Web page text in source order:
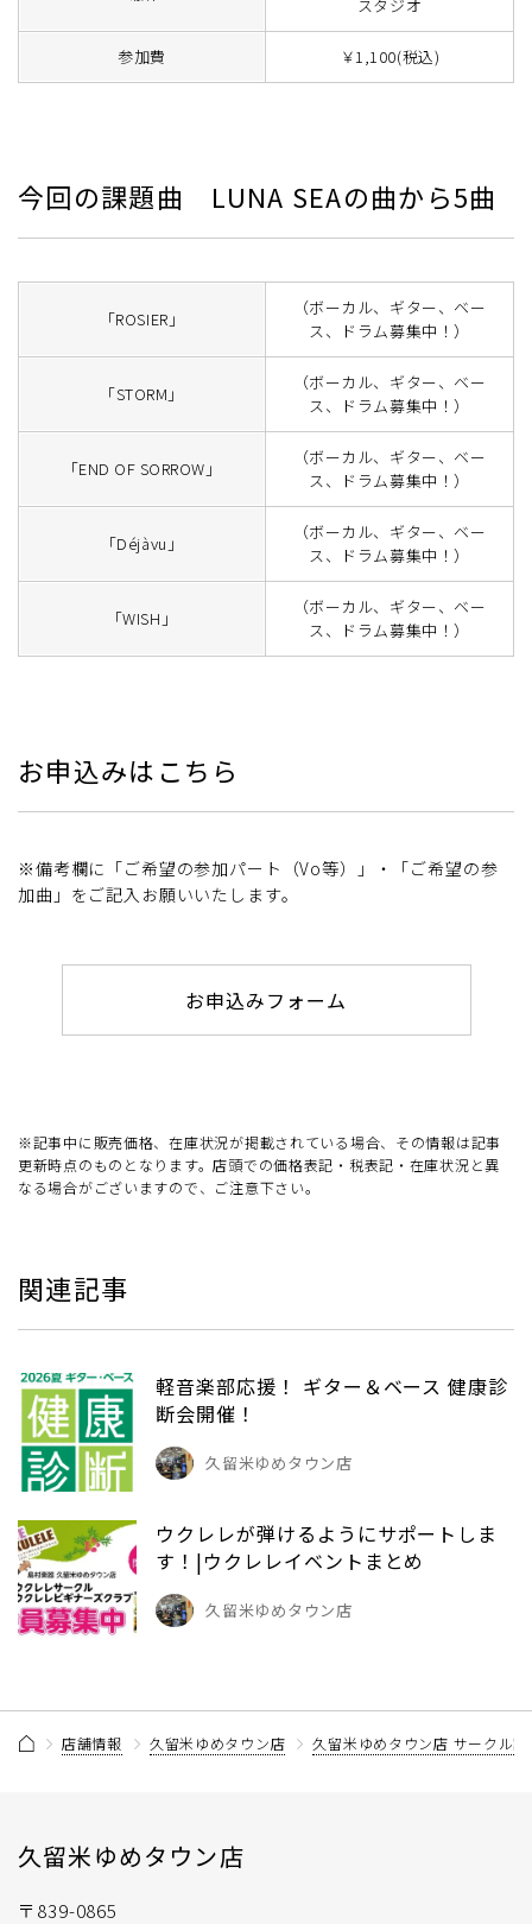
スタジオ
参加費 ￥1,100(税込)
今回の課題曲 LUNA SEAの曲から5曲
「ROSIER」
（ボーカル、ギター、ベー
ス、ドラム募集中！）
「STORM」
（ボーカル、ギター、ベー
ス、ドラム募集中！）
「END OF SORROW」
（ボーカル、ギター、ベー
ス、ドラム募集中！）
「Déjàvu」
（ボーカル、ギター、ベー
ス、ドラム募集中！）
「WISH」
（ボーカル、ギター、ベー
ス、ドラム募集中！）
お申込みはこちら
※備考欄に「ご希望の参加パート（Vo等）」・「ご希望の参
加曲」をご記入お願いいたします。
お申込みフォーム
※記事中に販売価格、在庫状況が掲載されている場合、その情報は記事
更新時点のものとなります。店頭での価格表記・税表記・在庫状況と異
なる場合がございますので、ご注意下さい。
関連記事
軽音楽部応援！ ギター＆ベース 健康診
断会開催！
久留米ゆめタウン店
ウクレレが弾けるようにサポートしま
す！|ウクレレイベントまとめ
久留米ゆめタウン店
店舗情報 久留米ゆめタウン店 久留米ゆめタウン店 サークル
久留米ゆめタウン店
〒839-0865